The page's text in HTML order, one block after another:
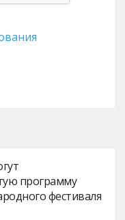
программу
фестиваля